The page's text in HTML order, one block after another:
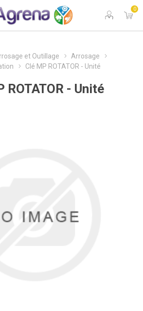
0
et Outillage
Arrosage
Clé MP ROTATOR - Unité
ROTATOR - Unité